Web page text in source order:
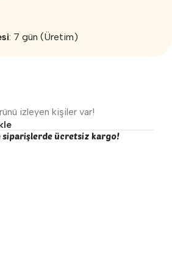
: 7 gün (Üretim)
izleyen kişiler var!
ücretsiz kargo!